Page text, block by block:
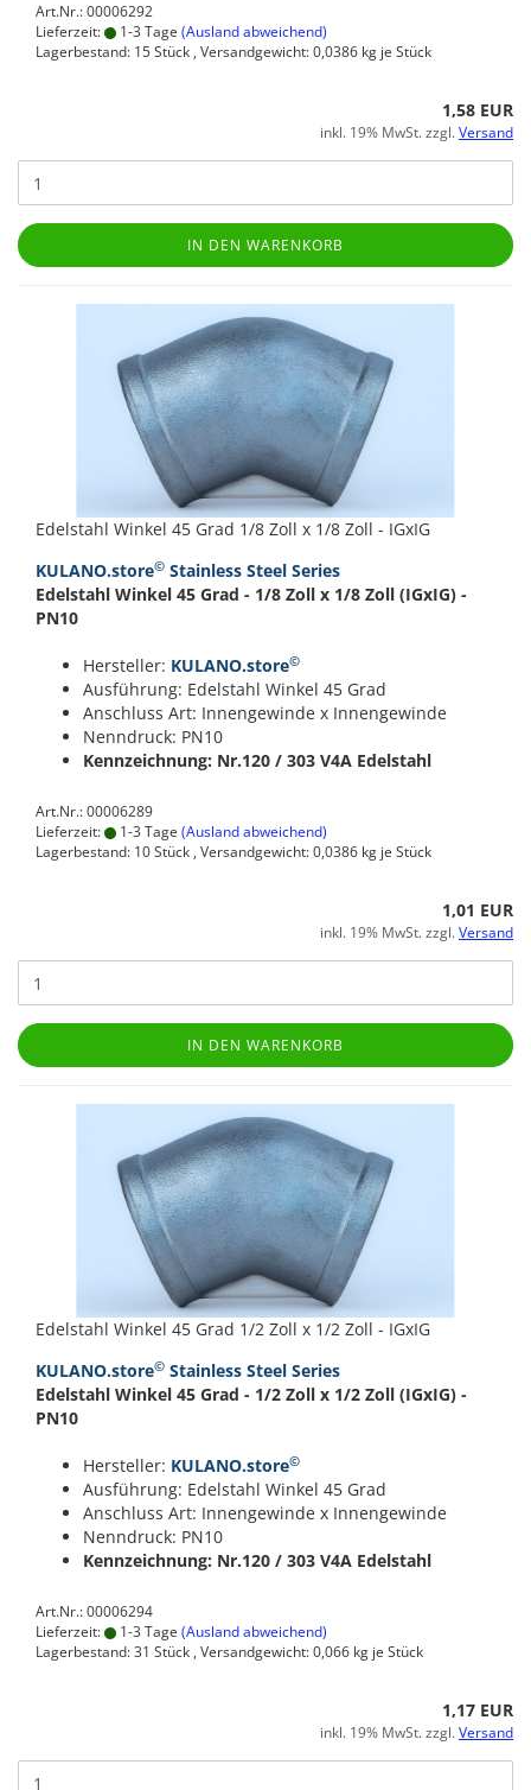
Art.Nr.: 00006292
Lieferzeit:
1-3 Tage (Ausland abweichend)
Lagerbestand: 15 Stück , Versandgewicht:0,0386 kg je Stück
1,58 EUR
inkl. 19% MwSt. zzgl.Versand
IN DEN WARENKORB
Edelstahl Winkel 45 Grad 1/8 Zoll x 1/8 Zoll - IGxIG
KULANO.store© Stainless Steel Series
Edelstahl Winkel 45 Grad - 1/8 Zoll x 1/8 Zoll (IGxIG) -
PN10
Hersteller: KULANO.store©
Ausführung: Edelstahl Winkel 45 Grad
Anschluss Art: Innengewinde x Innengewinde
Nenndruck: PN10
Kennzeichnung: Nr.120 / 303 V4A Edelstahl
Art.Nr.: 00006289
Lieferzeit:
1-3 Tage (Ausland abweichend)
Lagerbestand: 10 Stück , Versandgewicht:0,0386 kg je Stück
1,01 EUR
inkl. 19% MwSt. zzgl.Versand
IN DEN WARENKORB
Edelstahl Winkel 45 Grad 1/2 Zoll x 1/2 Zoll - IGxIG
KULANO.store© Stainless Steel Series
Edelstahl Winkel 45 Grad - 1/2 Zoll x 1/2 Zoll (IGxIG) -
PN10
Hersteller: KULANO.store©
Ausführung: Edelstahl Winkel 45 Grad
Anschluss Art: Innengewinde x Innengewinde
Nenndruck: PN10
Kennzeichnung: Nr.120 / 303 V4A Edelstahl
Art.Nr.: 00006294
Lieferzeit:
1-3 Tage (Ausland abweichend)
Lagerbestand: 31 Stück , Versandgewicht:0,066 kg je Stück
1,17 EUR
inkl. 19% MwSt. zzgl.Versand